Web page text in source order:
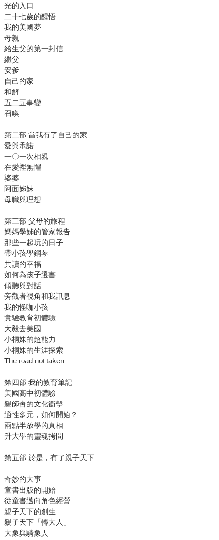
光的入口
二十七歲的醒悟
我的美國夢
母親
給生父的第一封信
繼父
安爹
自己的家
和解
五二五事變
召喚
第二部 當我有了自己的家
愛與承諾
一〇一次相親
在愛裡無懼
婆婆
阿面姊妹
母職與理想
第三部 父母的旅程
媽媽學姊的管家報告
那些一起玩的日子
帶小孩學鋼琴
共讀的幸福
如何為孩子選書
傾聽與對話
旁觀者視角和我訊息
我的怪咖小孩
實驗教育初體驗
大毅去美國
小桐妹的超能力
小桐妹的生涯探索
The road not taken
第四部 我的教育筆記
美國高中初體驗
親師會的文化衝擊
適性多元，如何開始？
兩點半放學的真相
升大學的靈魂拷問
第五部 於是，有了親子天下
奇妙的大事
童書出版的開始
從童書邁向角色經營
親子天下的創生
親子天下「轉大人」
大象與騎象人